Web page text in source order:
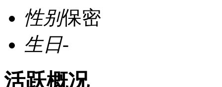
性别保密
生日-
活跃概况